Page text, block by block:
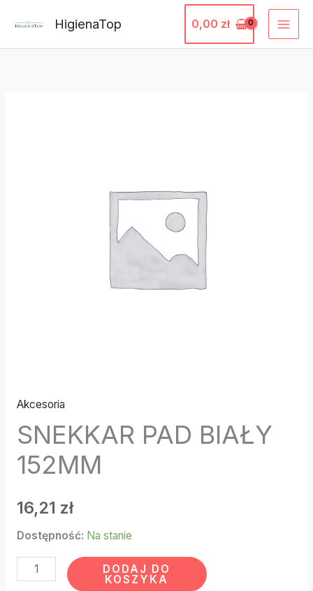
treści
HigienaTop 0,00 zł
Akcesoria
SNEKKAR PAD BIAŁY
152MM
16,21 zł
Dostępność: Na stanie
DODAJ DO
KOSZYKA